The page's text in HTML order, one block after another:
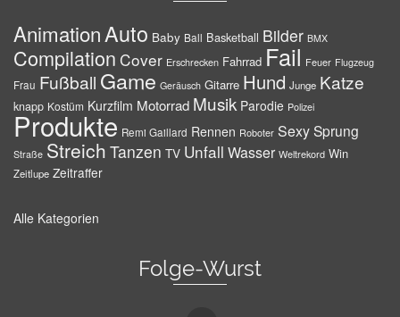
AnimationAuto Baby Ball Basketball Bilder BMX
Compilation Cover Erschrecken Fahrrad Fail Feuer Flugzeug
Frau Fußball Game Geräusch Gitarre Hund Junge Katze
knapp Kostüm Kurzfilm Motorrad Musik Parodie Polizei
Produkte Remi Gaillard Rennen Roboter SexySprung
Straße Streich Tanzen TV Unfall Wasser Weltrekord Win
Zeitlupe Zeitraffer
Alle Kategorien
Folge-Wurst